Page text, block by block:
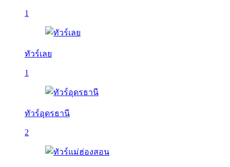
1
ทัวร์เลย
1
ทัวร์อุดรธานี
2